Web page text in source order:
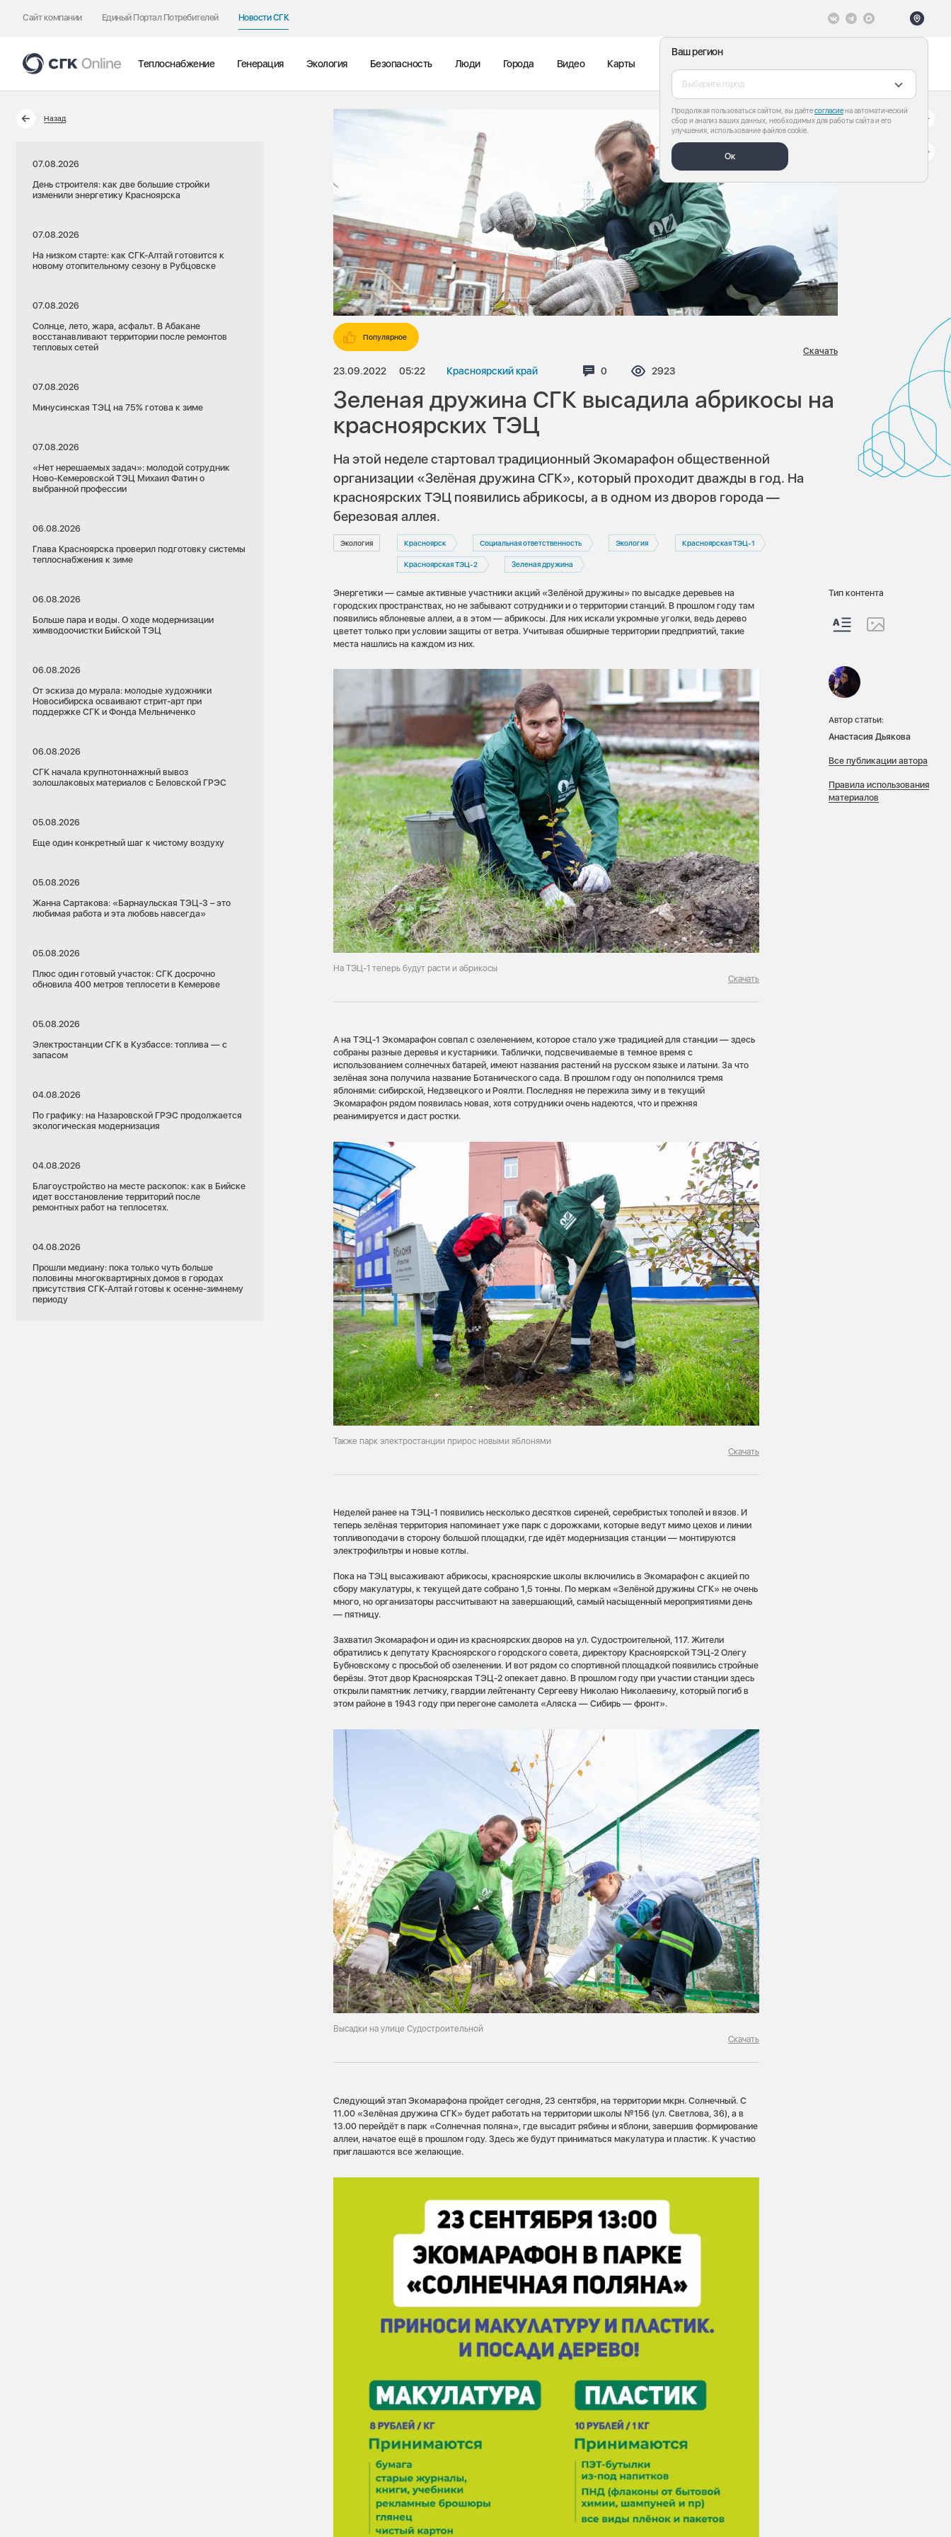
Сайт компании Единый Портал Потребителей Новости СГК
Ваш регион
Выберите город
Продолжая пользоваться сайтом, вы даётесогласиена автоматический
сбор и анализ ваших данных, необходимых для работы сайта и его
улучшения, использование файлов cookie.
Ок
Теплоснабжение Генерация Экология Безопасность Люди Города Видео Карты
Назад
07.08.2026
День строителя: как две большие стройки
изменили энергетику Красноярска
07.08.2026
На низком старте: как СГК-Алтай готовится к
новому отопительному сезону в Рубцовске
07.08.2026
Солнце, лето, жара, асфальт. В Абакане
восстанавливают территории после ремонтов
тепловых сетей
07.08.2026
Минусинская ТЭЦ на 75% готова к зиме
07.08.2026
«Нет нерешаемых задач»: молодой сотрудник
Ново-Кемеровской ТЭЦ Михаил Фатин о
выбранной профессии
06.08.2026
Глава Красноярска проверил подготовку системы
теплоснабжения к зиме
06.08.2026
Больше пара и воды. О ходе модернизации
химводоочистки Бийской ТЭЦ
06.08.2026
От эскиза до мурала: молодые художники
Новосибирска осваивают стрит-арт при
поддержке СГК и Фонда Мельниченко
06.08.2026
СГК начала крупнотоннажный вывоз
золошлаковых материалов с Беловской ГРЭС
05.08.2026
Еще один конкретный шаг к чистому воздуху
05.08.2026
Жанна Сартакова: «Барнаульская ТЭЦ-3 – это
любимая работа и эта любовь навсегда»
05.08.2026
Плюс один готовый участок: СГК досрочно
обновила 400 метров теплосети в Кемерове
05.08.2026
Электростанции СГК в Кузбассе: топлива — с
запасом
04.08.2026
По графику: на Назаровской ГРЭС продолжается
экологическая модернизация
04.08.2026
Благоустройство на месте раскопок: как в Бийске
идет восстановление территорий после
ремонтных работ на теплосетях.
04.08.2026
Прошли медиану: пока только чуть больше
половины многоквартирных домов в городах
присутствия СГК-Алтай готовы к осенне-зимнему
периоду
Популярное
23.09.2022 05:22 Красноярский край Комментариев:
0 Просмотров:
2923
Скачать
Зеленая дружина СГК высадила абрикосы на
красноярских ТЭЦ
На этой неделе стартовал традиционный Экомарафон общественной
организации «Зелёная дружина СГК», который проходит дважды в год. На
красноярских ТЭЦ появились абрикосы, а в одном из дворов города —
березовая аллея.
Экология Красноярск Социальная ответственность Экология Красноярская ТЭЦ-1
Красноярская ТЭЦ-2 Зеленая дружина
Энергетики — самые активные участники акций «Зелёной дружины» по высадке деревьев на
городских пространствах, но не забывают сотрудники и о территории станций. В прошлом году там
появились яблоневые аллеи, а в этом — абрикосы. Для них искали укромные уголки, ведь дерево
цветет только при условии защиты от ветра. Учитывая обширные территории предприятий, такие
места нашлись на каждом из них.
На ТЭЦ-1 теперь будут расти и абрикосы
Скачать
А на ТЭЦ-1 Экомарафон совпал с озеленением, которое стало уже традицией для станции — здесь
собраны разные деревья и кустарники. Таблички, подсвечиваемые в темное время с
использованием солнечных батарей, имеют названия растений на русском языке и латыни. За что
зелёная зона получила название Ботанического сада. В прошлом году он пополнился тремя
яблонями: сибирской, Недзвецкого и Роялти. Последняя не пережила зиму и в текущий
Экомарафон рядом появилась новая, хотя сотрудники очень надеются, что и прежняя
реанимируется и даст ростки.
Также парк электростанции прирос новыми яблонями
Скачать
Неделей ранее на ТЭЦ-1 появились несколько десятков сиреней, серебристых тополей и вязов. И
теперь зелёная территория напоминает уже парк с дорожками, которые ведут мимо цехов и линии
топливоподачи в сторону большой площадки, где идёт модернизация станции — монтируются
электрофильтры и новые котлы.
Пока на ТЭЦ высаживают абрикосы, красноярские школы включились в Экомарафон с акцией по
сбору макулатуры, к текущей дате собрано 1,5 тонны. По меркам «Зелёной дружины СГК» не очень
много, но организаторы рассчитывают на завершающий, самый насыщенный мероприятиями день
— пятницу.
Захватил Экомарафон и один из красноярских дворов на ул. Судостроительной, 117. Жители
обратились к депутату Красноярского городского совета, директору Красноярской ТЭЦ-2 Олегу
Бубновскому с просьбой об озеленении. И вот рядом со спортивной площадкой появились стройные
берёзы. Этот двор Красноярская ТЭЦ-2 опекает давно. В прошлом году при участии станции здесь
открыли памятник летчику, гвардии лейтенанту Сергееву Николаю Николаевичу, который погиб в
этом районе в 1943 году при перегоне самолета «Аляска — Сибирь — фронт».
Высадки на улице Судостроительной
Скачать
Следующий этап Экомарафона пройдет сегодня, 23 сентября, на территории мкрн. Солнечный. С
11.00 «Зелёная дружина СГК» будет работать на территории школы №156 (ул. Светлова, 36), а в
13.00 перейдёт в парк «Солнечная поляна», где высадит рябины и яблони, завершив формирование
аллеи, начатое ещё в прошлом году. Здесь же будут приниматься макулатура и пластик. К участию
приглашаются все желающие.
Тип контента
Автор статьи:
Анастасия Дьякова
Все публикации автора
Правила использования
материалов